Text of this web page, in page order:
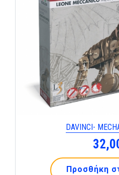
DAVINCI-
Προσθήκη